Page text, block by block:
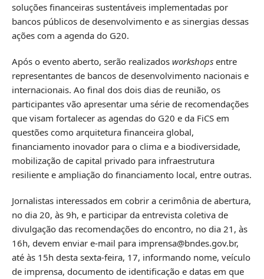
soluções financeiras sustentáveis ​​implementadas por
bancos públicos de desenvolvimento e as sinergias dessas
ações com a agenda do G20.
Após o evento aberto, serão realizados workshops entre
representantes de bancos de desenvolvimento nacionais e
internacionais. Ao final dos dois dias de reunião, os
participantes vão apresentar uma série de recomendações
que visam fortalecer as agendas do G20 e da FiCS em
questões como arquitetura financeira global,
financiamento inovador para o clima e a biodiversidade,
mobilização de capital privado para infraestrutura
resiliente e ampliação do financiamento local, entre outras.
Jornalistas interessados em cobrir a cerimônia de abertura,
no dia 20, às 9h, e participar da entrevista coletiva de
divulgação das recomendações do encontro, no dia 21, às
16h, devem enviar e-mail para imprensa@bndes.gov.br,
até às 15h desta sexta-feira, 17, informando nome, veículo
de imprensa, documento de identificação e datas em que